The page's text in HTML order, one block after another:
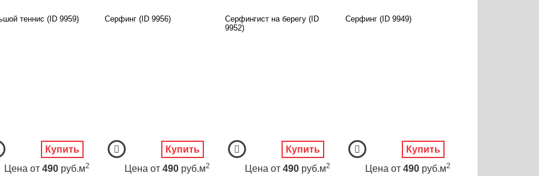
теннис (ID 9959)
Цена от 490 руб.м2
Купить
Серфинг (ID 9956)
Цена от 490 руб.м2
Купить
Серфингист на берегу (ID
9952)
Цена от 490 руб.м2
Купить
Серфинг (ID 9949)
Цена от 490 руб.м2
Купить